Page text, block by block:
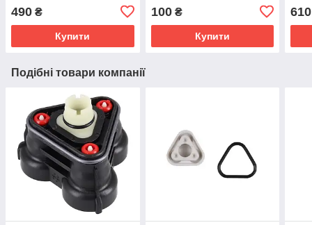
490 ₴
Купити
100₴
Купити
610
Подібні товари компанії